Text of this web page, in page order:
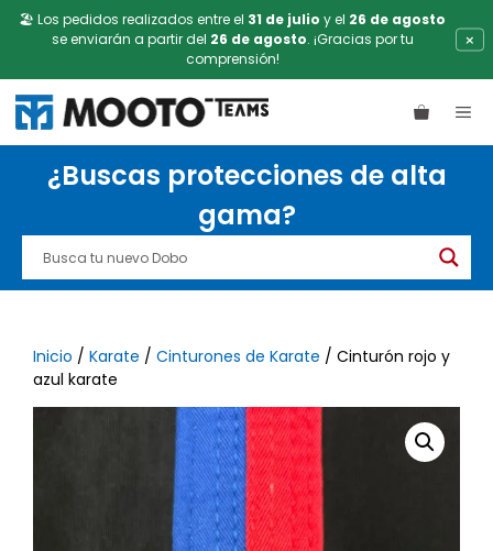
🏖️ Los pedidos realizados entre el 31 de julio y el 26 de agosto
se enviarán a partir del 26 de agosto. ¡Gracias por tu
comprensión!
×
Saltar
contenido
¿Buscas protecciones de alta
gama?
Inicio / Karate / Cinturones de Karate / Cinturón rojo y
azul karate